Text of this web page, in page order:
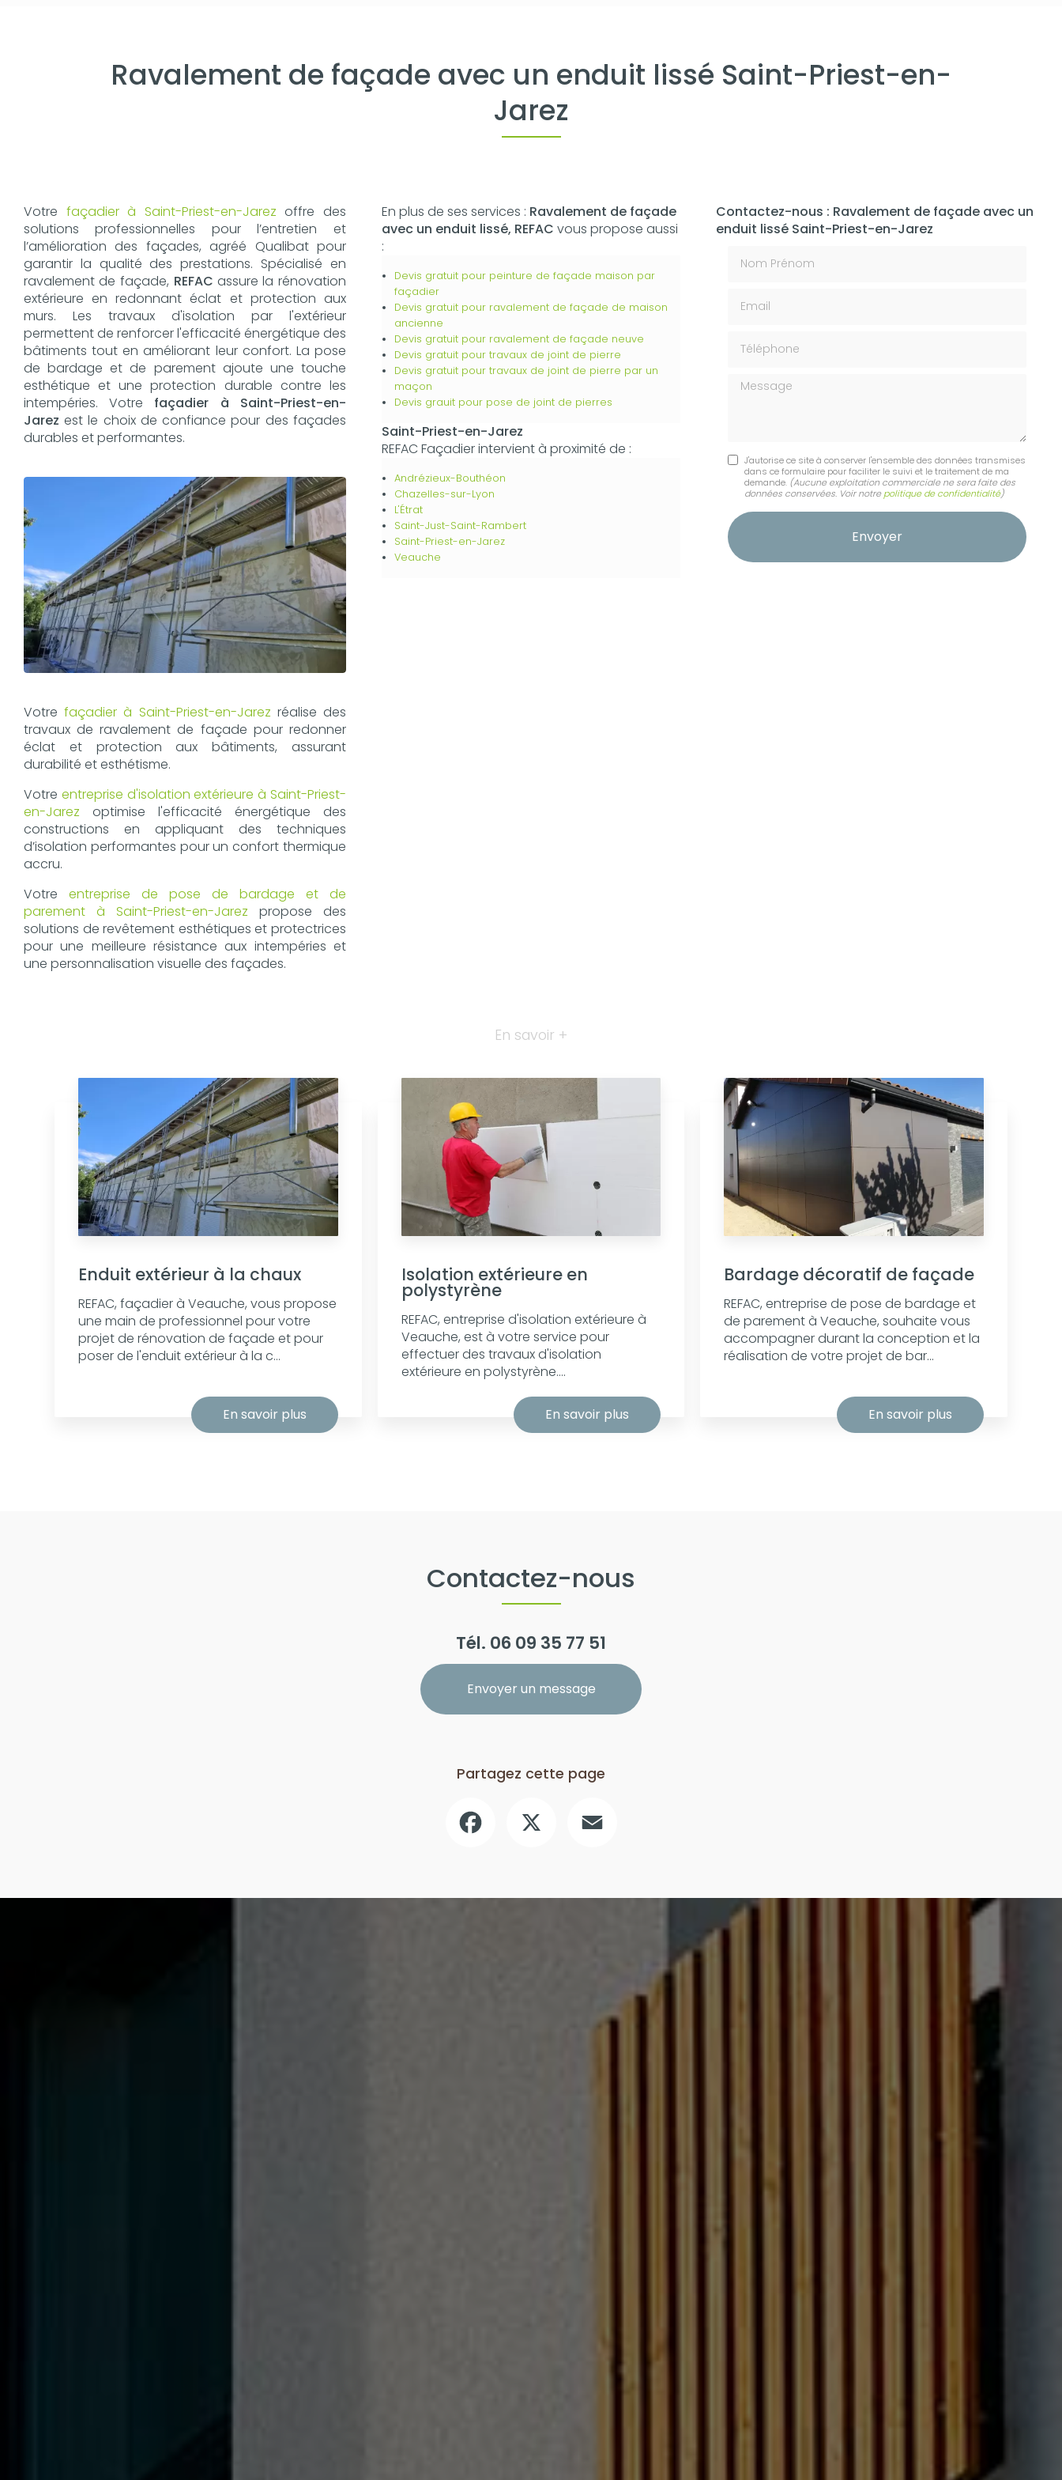
Ravalement de façade avec un enduit lissé Saint-Priest-en-
Jarez
Votre façadier à Saint-Priest-en-Jarez offre des
solutions professionnelles pour l’entretien et
l’amélioration des façades, agréé Qualibat pour
garantir la qualité des prestations. Spécialisé en
ravalement de façade, REFAC assure la rénovation
extérieure en redonnant éclat et protection aux
murs. Les travaux d'isolation par l'extérieur
permettent de renforcer l'efficacité énergétique des
bâtiments tout en améliorant leur confort. La pose
de bardage et de parement ajoute une touche
esthétique et une protection durable contre les
intempéries. Votre façadier à Saint-Priest-en-
Jarez est le choix de confiance pour des façades
durables et performantes.
Votrefaçadier à Saint-Priest-en-Jarez réalise des
travaux de ravalement de façade pour redonner
éclat et protection aux bâtiments, assurant
durabilité et esthétisme.
Votre entreprise d'isolation extérieure à Saint-Priest-
en-Jarez optimise l'efficacité énergétique des
constructions en appliquant des techniques
d’isolation performantes pour un confort thermique
accru.
Votre entreprise de pose de bardage et de
parement à Saint-Priest-en-Jarez propose des
solutions de revêtement esthétiques et protectrices
pour une meilleure résistance aux intempéries et
une personnalisation visuelle des façades.
En plus de ses services : Ravalement de façade
avec un enduit lissé, REFAC vous propose aussi
:
Devis gratuit pour peinture de façade maison par
façadier
Devis gratuit pour ravalement de façade de maison
ancienne
Devis gratuit pour ravalement de façade neuve
Devis gratuit pour travaux de joint de pierre
Devis gratuit pour travaux de joint de pierre par un
maçon
Devis grauit pour pose de joint de pierres
Saint-Priest-en-Jarez
REFAC Façadier intervient à proximité de :
Andrézieux-Bouthéon
Chazelles-sur-Lyon
L'Étrat
Saint-Just-Saint-Rambert
Saint-Priest-en-Jarez
Veauche
Contactez-nous : Ravalement de façade avec un
enduit lissé Saint-Priest-en-Jarez
Message
J'autorise ce site à conserver l'ensemble des données transmises
dans ce formulaire pour faciliter le suivi et le traitement de ma
demande. (Aucune exploitation commerciale ne sera faite des
données conservées. Voir notre politique de confidentialité)
En savoir +
Enduit extérieur à la chaux
REFAC, façadier à Veauche, vous propose
une main de professionnel pour votre
projet de rénovation de façade et pour
poser de l'enduit extérieur à la c...
En savoir plus
Isolation extérieure en
polystyrène
REFAC, entreprise d'isolation extérieure à
Veauche, est à votre service pour
effectuer des travaux d'isolation
extérieure en polystyrène....
En savoir plus
Bardage décoratif de façade
REFAC, entreprise de pose de bardage et
de parement à Veauche, souhaite vous
accompagner durant la conception et la
réalisation de votre projet de bar...
En savoir plus
Contactez-nous
Tél. 06 09 35 77 51
Envoyer un message
Partagez cette page